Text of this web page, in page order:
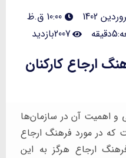
10:00 ق.ظ
2007بازدید
و اهمیت آن در سازمان‌ها
که در مورد فرهنگ ارجاع
ارجاع هرگز به این